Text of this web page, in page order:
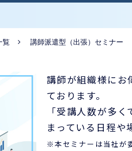
覧 講師派遣型（出張）セミナー
講師が組織様にお
ております。
「受講人数が多
まっている日程や
※本セミナーは当社が